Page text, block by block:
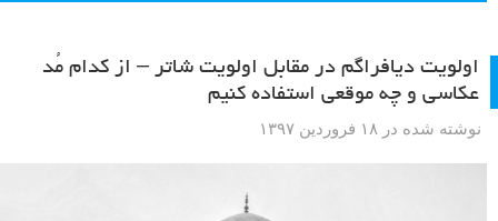
اولویت دیافراگم در مقابل اولویت شاتر – از کدام مُد
عکاسی و چه موقعی استفاده کنیم
نوشته شده در ۱۸ فروردین ۱۳۹۷